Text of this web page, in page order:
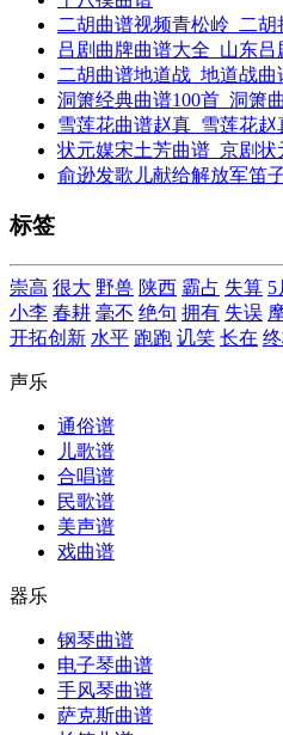
二胡曲谱视频青松岭_二
吕剧曲牌曲谱大全_山东
二胡曲谱地道战_地道战曲
洞箫经典曲谱100首_洞箫
雪莲花曲谱赵真_雪莲花赵
状元媒宋土芳曲谱_京剧状
俞逊发歌儿献给解放军笛
标签
崇高 很大 野兽 陕西 霸占 失算 5
小李 春耕 毫不 绝句 拥有 失误
开拓创新 水平 跑跑 讥笑 长在
声乐
通俗谱
儿歌谱
合唱谱
民歌谱
美声谱
戏曲谱
器乐
钢琴曲谱
电子琴曲谱
手风琴曲谱
萨克斯曲谱